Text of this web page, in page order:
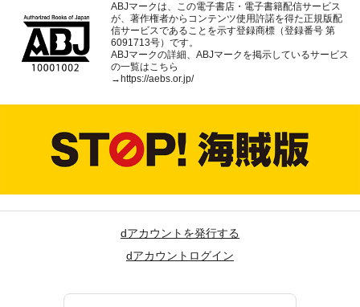
ABJマークは、この電子書店・電子書籍配信サービス
が、著作権者からコンテンツ使用許諾を得た正規版配
信サービスであることを示す登録商標（登録番号 第
6091713号）です。
ABJマークの詳細、ABJマークを掲示しているサービス
の一覧はこちら
→ https://aebs.or.jp/
dアカウントを発行する
dアカウントログイン